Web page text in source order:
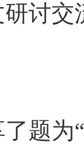
讨交
题为“